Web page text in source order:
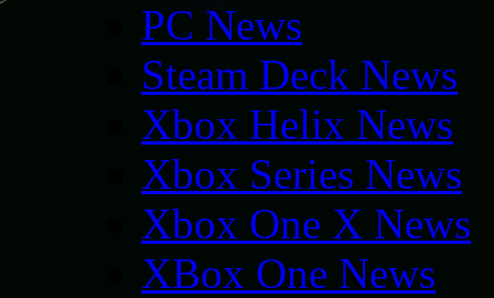
PC News
Steam Deck News
Xbox Helix News
Xbox Series News
Xbox One X News
XBox One News